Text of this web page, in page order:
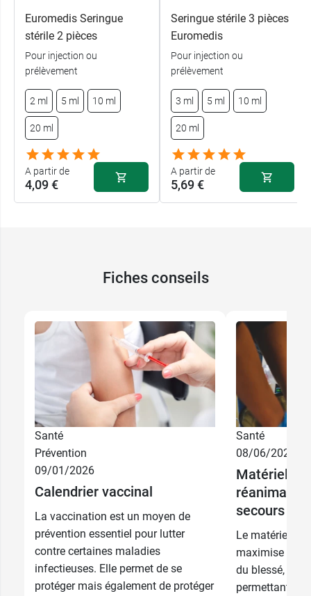
Euromedis Seringue
stérile 2 pièces
Pour injection ou
prélèvement
2 ml 5 ml 10 ml
20 ml
A partir de
4,09 €
4,09 €
5 ml 5,49 €
6,80 €
20 ml 8,90 €
Seringue stérile 3 pièces
Euromedis
Pour injection ou
prélèvement
3 ml 5 ml 10 ml
20 ml
A partir de
5,69 €
5 ml 6,49 €
9,89 €
7,49 €
Fiches conseils
Santé
Prévention
09/01/2026
Calendrier vaccinal
La vaccination est un moyen de
prévention essentiel pour lutter
contre certaines maladies
infectieuses. Elle permet de se
protéger mais également de protéger
Santé
08/06/2026
Matériel
secours
Le matériel
maximise la
du blessé,
permettant